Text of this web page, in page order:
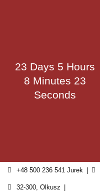
23 Days 5 Hours
8 Minutes 22
Seconds
+48 500 236 541 Jurek
32-300, Olkusz